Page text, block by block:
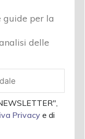
guide per la
delle
Privacye di